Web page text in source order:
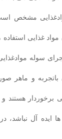
مشخص
مواد غذایی
سوله
و ماهر
برخوردار هستند
ایده آل